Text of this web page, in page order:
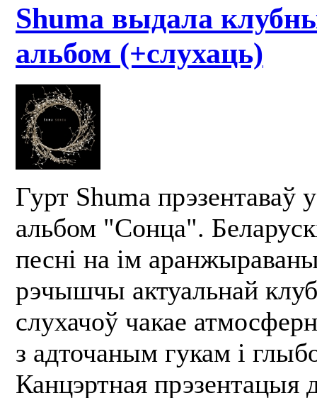
Shuma выдала
альбом (+слухаць)
Гурт Shuma прэзентаваў
альбом "Сонца".
песні на ім
рэчышчы актуальнай
слухачоў чакае
з адточаным гукам і
Канцэртная прэзентацыя